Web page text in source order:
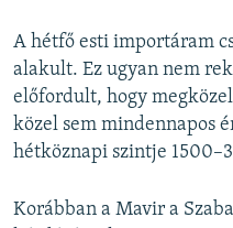
A hétfő esti importáram
alakult. Ez ugyan nem
előfordult, hogy
közel sem mindennapos
hétköznapi szintje
Korábban a Mavir a